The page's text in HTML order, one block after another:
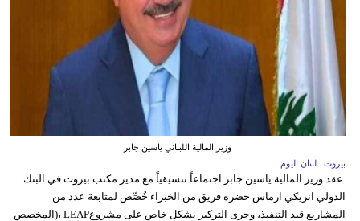
وزير المالية اللبناني ياسين جابر
بيروت ـ لبنان اليوم
عقد وزير المالية ياسين جابر اجتماعاً تنسيقياً مع مدير مكتب بيروت في البنك
الدولي انريكي ارماس حضره فريق من الخبراء خُصِّص لمتابعة عدد من
المشاريع قيد التنفيذ، وجرى التركيز بشكل خاص على مشروعLEAP ،(المخصص